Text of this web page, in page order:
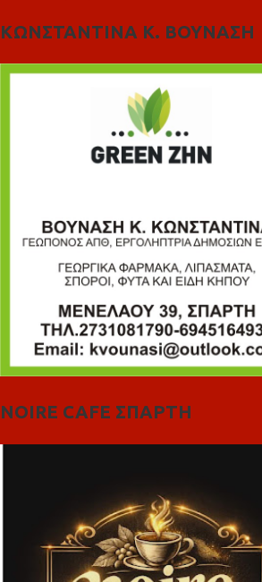
ΚΩΝΣΤΑΝΤΙΝΑ Κ. ΒΟΥΝΑΣΗ
NOIRE CAFE ΣΠΑΡΤΗ